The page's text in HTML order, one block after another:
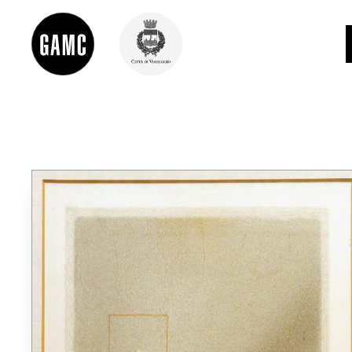
DIDATTICA
LE COLLEZIONI
GLI AUTORI
LORENZO VIANI
MOSTRE
EVENTI
PALAZZO DELLE MUSE